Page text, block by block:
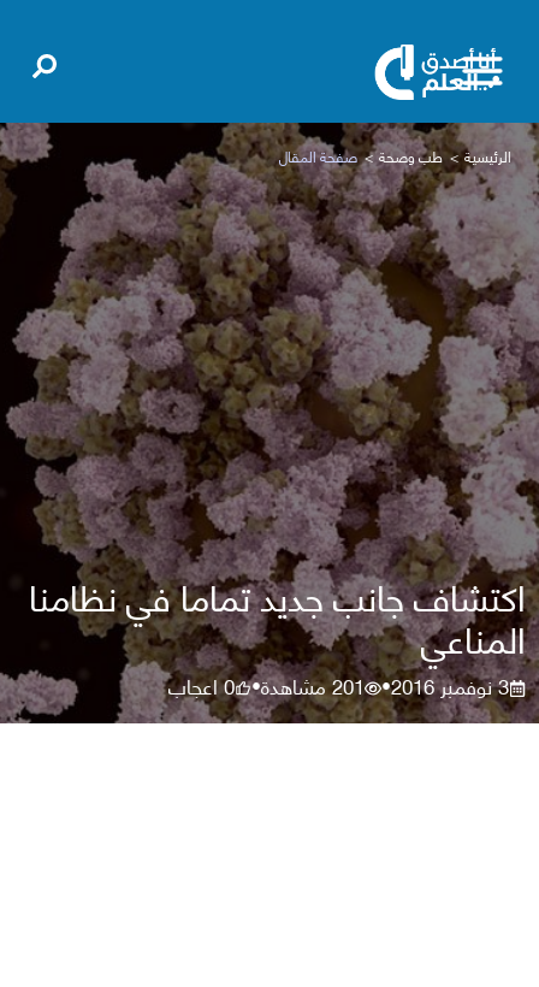
الرئيسية طب وصحة صفحة المقال
اكتشاف جانب جديد تماما في نظامنا
المناعي
3 نوفمبر 2016 •
201مشاهدة•
0اعجاب